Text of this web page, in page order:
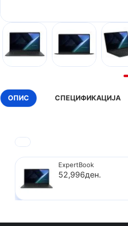
ОПИС СПЕЦИФИКАЦИЈА
ExpertBook
52,996ден.